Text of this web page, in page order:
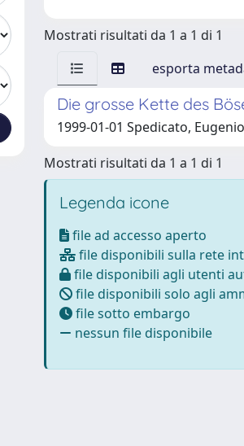
Mostrati risultati da 1 a 1 di 1
esporta
Die grosse Kette des
1999-01-01 Spedicato, Eugenio
Mostrati risultati da 1 a 1 di 1
Legenda icone
file ad accesso aperto
file disponibili sulla rete
file disponibili agli utenti
file disponibili solo agli
file sotto embargo
nessun file disponibile